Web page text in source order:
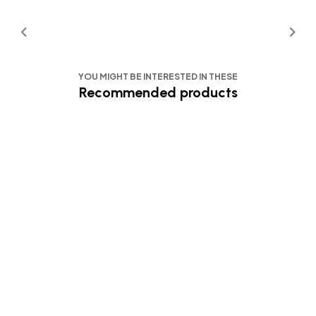
YOU MIGHT BE INTERESTED IN THESE
Recommended products